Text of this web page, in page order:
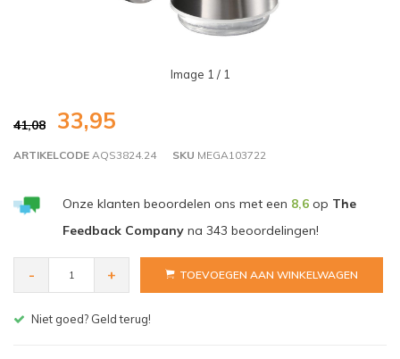
Image 1 / 1
41,08 33,95
ARTIKELCODE AQS3824.24 SKU MEGA103722
Onze klanten beoordelen ons met een 8,6op The
Feedback Companyna 343 beoordelingen!
- + TOEVOEGEN AAN WINKELWAGEN
Gratis bezorgen v.a. € 150,- (NL)